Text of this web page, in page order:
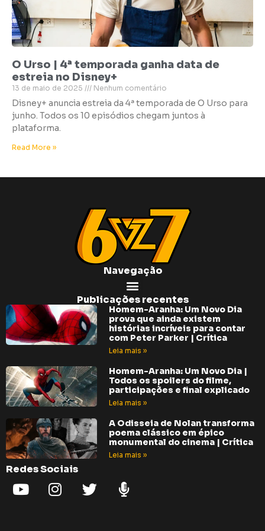
O Urso | 4ª temporada ganha data de
estreia no Disney+
13 de maio de 2025 Nenhum comentário
Disney+ anuncia estreia da 4ª temporada de O Urso para
junho. Todos os 10 episódios chegam juntos à
plataforma.
Read More »
Navegação
Publicações recentes
Homem-Aranha: Um Novo Dia
prova que ainda existem
histórias incríveis para contar
com Peter Parker | Crítica
Leia mais »
Homem-Aranha: Um Novo Dia |
Todos os spoilers do filme,
participações e final explicado
Leia mais »
A Odisseia de Nolan transforma
poema clássico em épico
monumental do cinema | Crítica
Leia mais »
Redes Sociais